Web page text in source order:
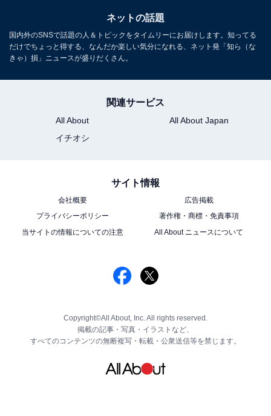
ネットの話題
国内外のSNSで話題の人＆トピックをタイムリーにお届けします。知ってる
だけでちょっと得する、なんだか楽しい気分になれる、ネット発「知ら（な
きゃ）損」ニュースが盛りだくさん。
関連サービス
All About
All About Japan
イチオシ
サイト情報
会社概要
広告掲載
プライバシーポリシー
著作権・商標・免責事項
当サイトの情報についての注意
All About ニュースについて
Copyright©All About, Inc. All rights reserved.
掲載の記事・写真・イラストなど、
すべてのコンテンツの無断複写・転載・公衆送信等を禁じます。